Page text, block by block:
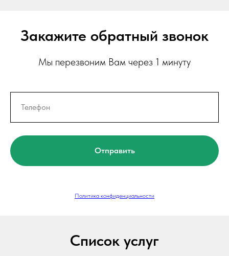
Закажите обратный звонок
Мы перезвоним Вам через 1 минуту
Отправить
Политика конфиденциальности
Список услуг